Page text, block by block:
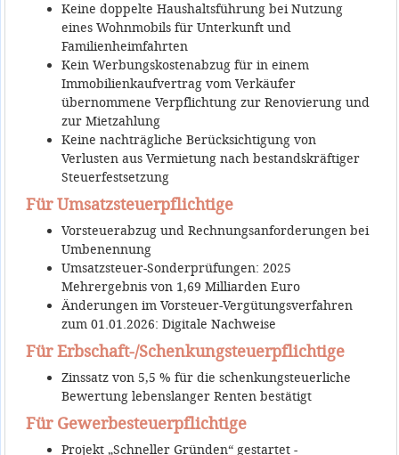
Keine doppelte Haushaltsführung bei Nutzung
eines Wohnmobils für Unterkunft und
Familienheimfahrten
Kein Werbungskostenabzug für in einem
Immobilienkaufvertrag vom Verkäufer
übernommene Verpflichtung zur Renovierung und
zur Mietzahlung
Keine nachträgliche Berücksichtigung von
Verlusten aus Vermietung nach bestandskräftiger
Steuerfestsetzung
Für Umsatzsteuerpflichtige
Vorsteuerabzug und Rechnungsanforderungen bei
Umbenennung
Umsatzsteuer-Sonderprüfungen: 2025
Mehrergebnis von 1,69 Milliarden Euro
Änderungen im Vorsteuer-Vergütungsverfahren
zum 01.01.2026: Digitale Nachweise
Für Erbschaft-/Schenkungsteuerpflichtige
Zinssatz von 5,5 % für die schenkungsteuerliche
Bewertung lebenslanger Renten bestätigt
Für Gewerbesteuerpflichtige
Projekt „Schneller Gründen“ gestartet -